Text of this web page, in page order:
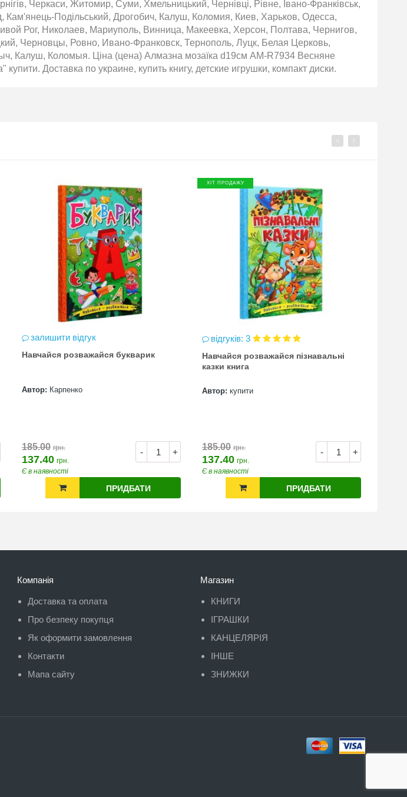
Черкаси, Житомир, Суми, Хмельницький, Чернівці, Рівне, Івано-Франківськ,
Кам'янець-Подільський, Дрогобич, Калуш, Коломия, Киев, Харьков, Одесса,
Рог, Николаев, Мариуполь, Винница, Макеевка, Херсон, Полтава, Чернигов,
Черновцы, Ровно, Ивано-Франковск, Тернополь, Луцк, Белая Церковь,
Калуш, Коломыя. Ціна (цена) Алмазна мозаїка d19см АМ-R7934 Весняне
купити. Доставка по украине, купить книгу, детские игрушки, компакт диски.
залишити відгук
Навчайся розважайся букварик
Автор: Карпенко
- +
185.00 грн.
137.40 грн.
Є в наявності
ПРИДБАТИ
ХІТ ПРОДАЖУ
відгуків: 3
Навчайся розважайся пізнавальні
казки книга
Автор: купити
- +
185.00 грн.
137.40 грн.
Є в наявності
ПРИДБАТИ
Компанія
Доставка та оплата
Про безпеку покупця
Як оформити замовлення
Контакти
Мапа сайту
Магазин
КНИГИ
ІГРАШКИ
КАНЦЕЛЯРІЯ
ІНШЕ
ЗНИЖКИ